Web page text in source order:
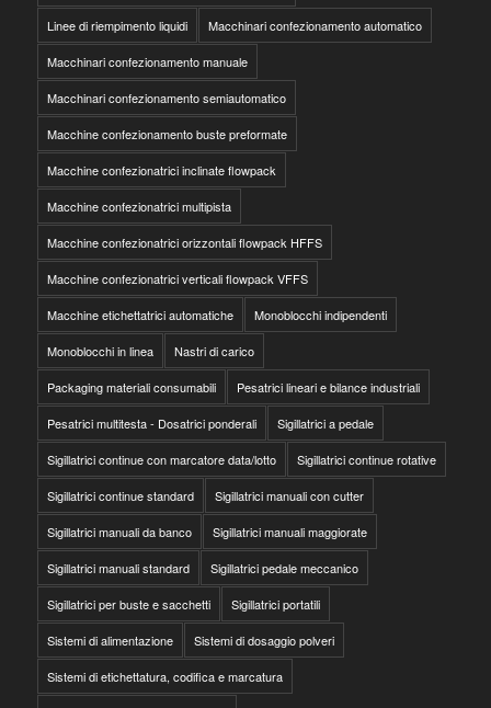
Linee di riempimento liquidi Macchinari confezionamento automatico
Macchinari confezionamento manuale
Macchinari confezionamento semiautomatico
Macchine confezionamento buste preformate
Macchine confezionatrici inclinate flowpack
Macchine confezionatrici multipista
Macchine confezionatrici orizzontali flowpack HFFS
Macchine confezionatrici verticali flowpack VFFS
Macchine etichettatrici automatiche Monoblocchi indipendenti
Monoblocchi in linea Nastri di carico
Packaging materiali consumabili Pesatrici lineari e bilance industriali
Pesatrici multitesta - Dosatrici ponderali Sigillatrici a pedale
Sigillatrici continue con marcatore data/lotto Sigillatrici continue rotative
Sigillatrici continue standard Sigillatrici manuali con cutter
Sigillatrici manuali da banco Sigillatrici manuali maggiorate
Sigillatrici manuali standard Sigillatrici pedale meccanico
Sigillatrici per buste e sacchetti Sigillatrici portatili
Sistemi di alimentazione Sistemi di dosaggio polveri
Sistemi di etichettatura, codifica e marcatura